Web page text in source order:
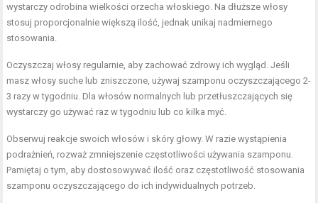
wystarczy odrobina wielkości orzecha włoskiego. Na dłuższe włosy
stosuj proporcjonalnie większą ilość, jednak unikaj nadmiernego
stosowania.
Oczyszczaj włosy regularnie, aby zachować zdrowy ich wygląd. Jeśli
masz włosy suche lub zniszczone, używaj szamponu oczyszczającego 2-
3 razy w tygodniu. Dla włosów normalnych lub przetłuszczających się
wystarczy go używać raz w tygodniu lub co kilka myć.
Obserwuj reakcje swoich włosów i skóry głowy. W razie wystąpienia
podrażnień, rozważ zmniejszenie częstotliwości używania szamponu.
Pamiętaj o tym, aby dostosowywać ilość oraz częstotliwość stosowania
szamponu oczyszczającego do ich indywidualnych potrzeb.